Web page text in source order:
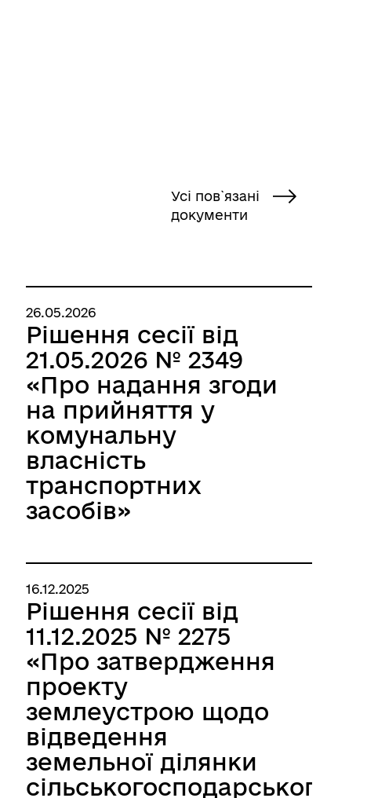
Усі пов`язані
документи
26.05.2026
Рішення сесії від
21.05.2026 № 2349
«Про надання згоди
на прийняття у
комунальну
власність
транспортних
засобів»
16.12.2025
Рішення сесії від
11.12.2025 № 2275
«Про затвердження
проекту
землеустрою щодо
відведення
земельної ділянки
сільськогосподарського